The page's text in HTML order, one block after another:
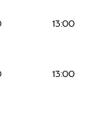
13:00
13:00